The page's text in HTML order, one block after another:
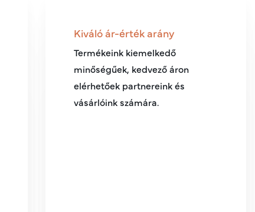
Kiváló ár-érték arány
Termékeink kiemelkedő
minőségűek, kedvező áron
elérhetőek partnereink és
vásárlóink számára.